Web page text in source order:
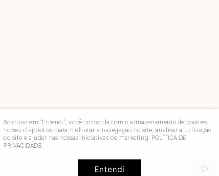
Ao clicar em "Entendi", você concorda com o armazenamento de cookies
no seu dispositivo para melhorar a navegação no site, analisar a utilização
do site e ajudar nas nossas iniciativas de marketing. POLÍTICA DE
PRIVACIDADE.
Entendi